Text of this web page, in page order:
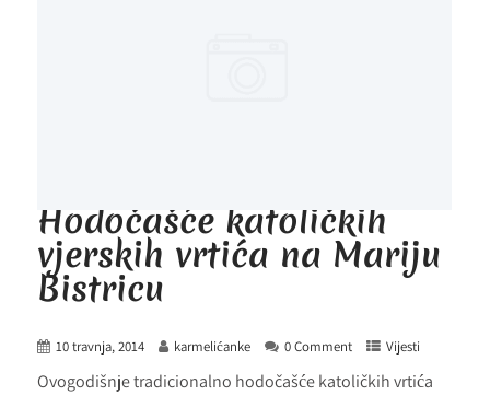
Hodočašće katoličkih
vjerskih vrtića na Mariju
Bistricu
10 travnja, 2014 karmelićanke 0 Comment Vijesti
Ovogodišnje tradicionalno hodočašće katoličkih vrtića